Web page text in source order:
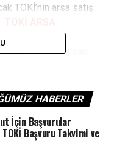
TOKİ’nin arsa satış
ARSA
16 -17 Nisan
Neler?Özellikle
TOKİ yatırımcısı
varan vadeler söz
peşinat oranı ise
ucuz TOKİ
HABERLER
İçin Başvurular
Başvuru Takvimi ve